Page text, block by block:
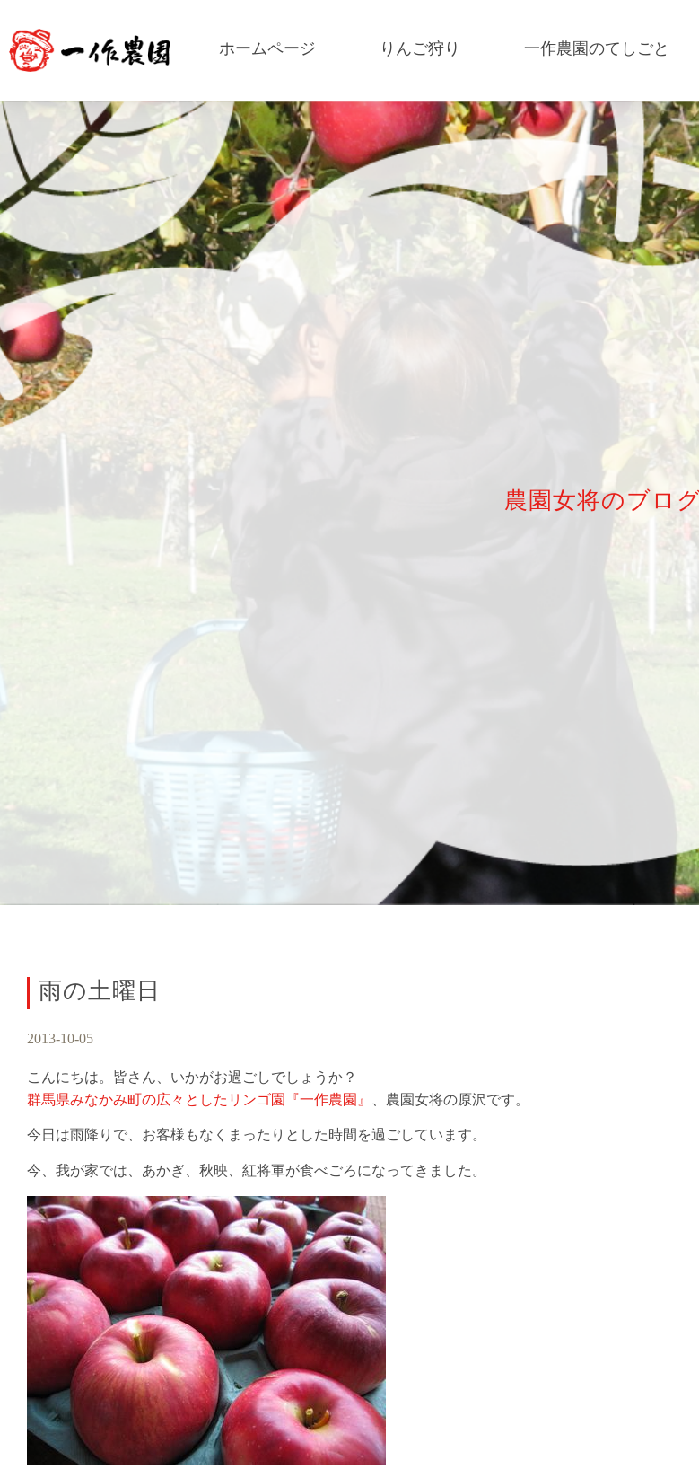
ホームページ りんご狩り 一作農園のてしごと
農園女将のブログ
雨の土曜日
2013-10-05
こんにちは。皆さん、いかがお過ごしでしょうか？
群馬県みなかみ町の広々としたリンゴ園『一作農園』
、農園女将の原沢です。
今日は雨降りで、お客様もなくまったりとした時間を過ごしています。
今、我が家では、あかぎ、秋映、紅将軍が食べごろになってきました。